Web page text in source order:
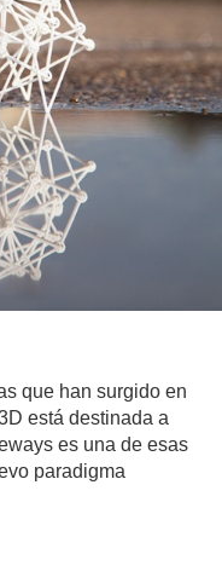
que han surgido en
está destinada a
es una de esas
paradigma